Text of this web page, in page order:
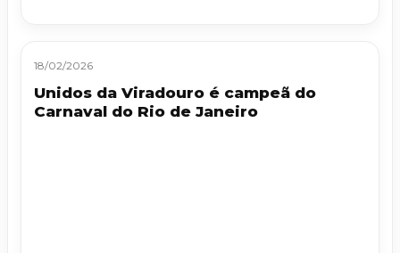
18/02/2026
Unidos da Viradouro é campeã do
Carnaval do Rio de Janeiro